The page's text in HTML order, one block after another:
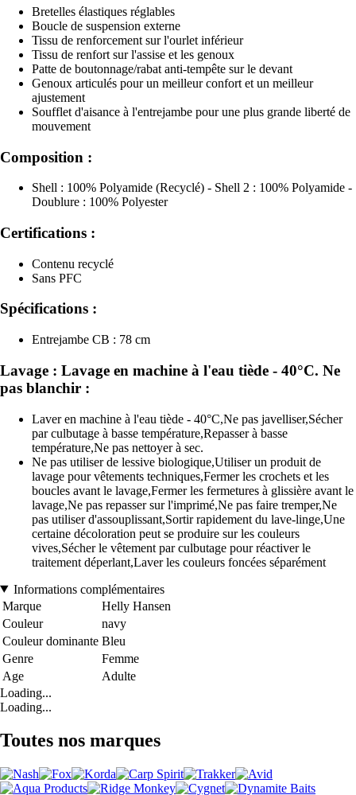
Bretelles élastiques réglables
Boucle de suspension externe
Tissu de renforcement sur l'ourlet inférieur
Tissu de renfort sur l'assise et les genoux
Patte de boutonnage/rabat anti-tempête sur le devant
Genoux articulés pour un meilleur confort et un meilleur
ajustement
Soufflet d'aisance à l'entrejambe pour une plus grande liberté de
mouvement
Composition :
Shell : 100% Polyamide (Recyclé) - Shell 2 : 100% Polyamide -
Doublure : 100% Polyester
Certifications :
Contenu recyclé
Sans PFC
Spécifications :
Entrejambe CB : 78 cm
Lavage : Lavage en machine à l'eau tiède - 40°C. Ne
pas blanchir :
Laver en machine à l'eau tiède - 40°C,Ne pas javelliser,Sécher
par culbutage à basse température,Repasser à basse
température,Ne pas nettoyer à sec.
Ne pas utiliser de lessive biologique,Utiliser un produit de
lavage pour vêtements techniques,Fermer les crochets et les
boucles avant le lavage,Fermer les fermetures à glissière avant le
lavage,Ne pas repasser sur l'imprimé,Ne pas faire tremper,Ne
pas utiliser d'assouplissant,Sortir rapidement du lave-linge,Une
certaine décoloration peut se produire sur les couleurs
vives,Sécher le vêtement par culbutage pour réactiver le
traitement déperlant,Laver les couleurs foncées séparément
Informations complémentaires
Marque
Helly Hansen
Couleur
navy
Couleur dominante Bleu
Genre
Femme
Age
Adulte
Loading...
Loading...
Toutes nos marques